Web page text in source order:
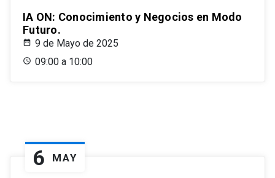
IA ON: Conocimiento y Negocios en Modo
Futuro.
9 de Mayo de 2025
09:00 a 10:00
6 MAY